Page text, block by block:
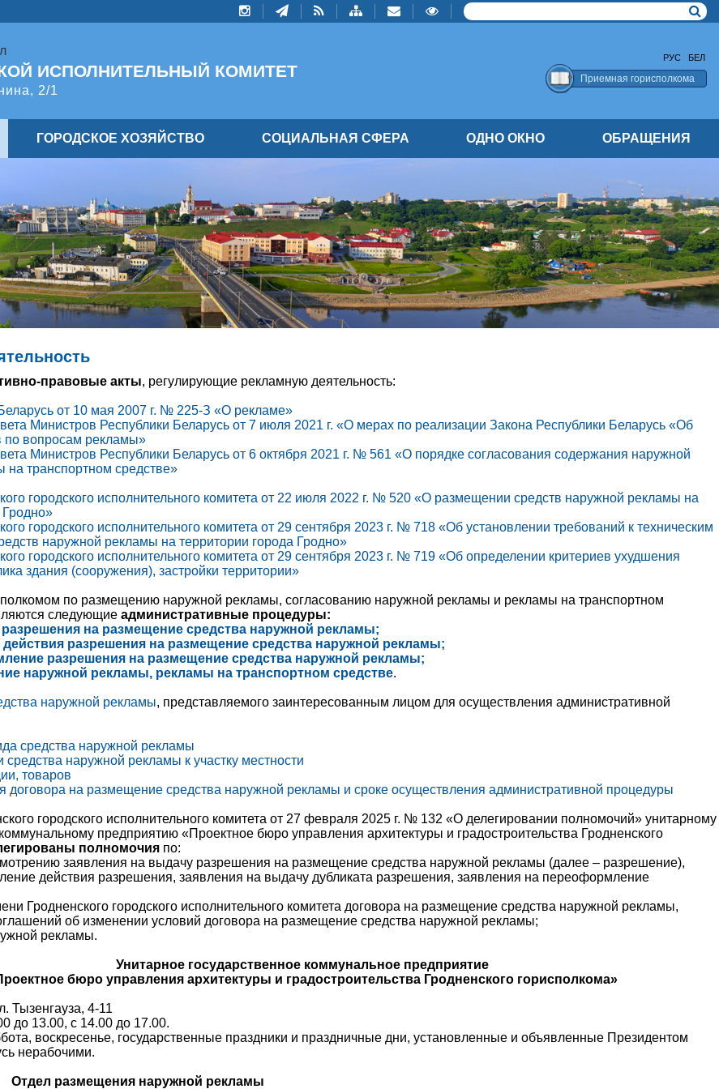
ИСПОЛНИТЕЛЬНЫЙ КОМИТЕТ
2/1
РУС БЕЛ
Приемная горисполкома
ГОРОДСКОЕ ХОЗЯЙСТВО СОЦИАЛЬНАЯ СФЕРА ОДНО ОКНО ОБРАЩЕНИЯ
правовые акты, регулирующие рекламную деятельность:
от 10 мая 2007 г. № 225-З «О рекламе»
Министров Республики Беларусь от 7 июля 2021 г. «О мерах по реализации Закона Республики Беларусь «Об
по вопросам рекламы»
Министров Республики Беларусь от 6 октября 2021 г. № 561 «О порядке согласования содержания наружной
транспортном средстве»
городского исполнительного комитета от 22 июля 2022 г. № 520 «О размещении средств наружной рекламы на
Гродно»
городского исполнительного комитета от 29 сентября 2023 г. № 718 «Об установлении требований к техническим
наружной рекламы на территории города Гродно»
городского исполнительного комитета от 29 сентября 2023 г. № 719 «Об определении критериев ухудшения
здания (сооружения), застройки территории»
по размещению наружной рекламы, согласованию наружной рекламы и рекламы на транспортном
следующие административные процедуры:
разрешения на размещение средства наружной рекламы;
действия разрешения на размещение средства наружной рекламы;
разрешения на размещение средства наружной рекламы;
наружной рекламы, рекламы на транспортном средстве.
наружной рекламы, представляемого заинтересованным лицом для осуществления административной
средства наружной рекламы
средства наружной рекламы к участку местности
товаров
договора на размещение средства наружной рекламы и сроке осуществления административной процедуры
городского исполнительного комитета от 27 февраля 2025 г. № 132 «О делегировании полномочий» унитарному
предприятию «Проектное бюро управления архитектуры и градостроительства Гродненского
полномочия по:
заявления на выдачу разрешения на размещение средства наружной рекламы (далее – разрешение),
действия разрешения, заявления на выдачу дубликата разрешения, заявления на переоформление
Гродненского городского исполнительного комитета договора на размещение средства наружной рекламы,
об изменении условий договора на размещение средства наружной рекламы;
рекламы.
Унитарное государственное коммунальное предприятие
бюро управления архитектуры и градостроительства Гродненского горисполкома»
Тызенгауза, 4-11
до 13.00, с 14.00 до 17.00.
воскресенье, государственные праздники и праздничные дни, установленные и объявленные Президентом
нерабочими.
Отдел размещения наружной рекламы